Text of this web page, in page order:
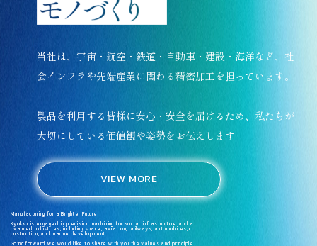
当社は、宇宙・航空・鉄道・自動車・建設・海洋など、社
会インフラや先端産業に関わる精密加工を担っています。
製品を利用する皆様に安心・安全を届けるため、私たちが
大切にしている価値観や姿勢をお伝えします。
VIEW MORE
Manufacturing for a Brighter Future
Kyokko is engaged in precision machining for social infrastructure and a
dvanced industries, including space, aviation, railways, automobiles, c
onstruction, and marine development.
Going forward, we would like to share with you the value s and principle